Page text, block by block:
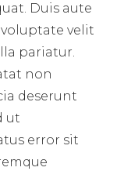
Duis aute
velit
pariatur.
non
deserunt
ut
error sit